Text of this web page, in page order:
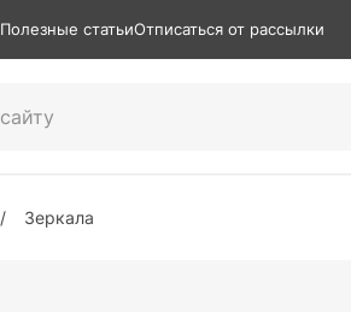
Полезные статьиОтписаться от рассылки
Зеркала